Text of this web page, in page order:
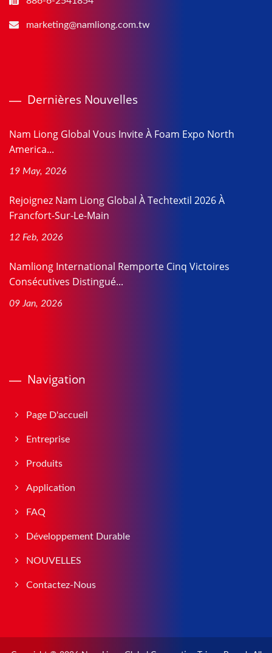
marketing@namliong.com.tw
Dernières Nouvelles
Nam Liong Global Vous Invite À Foam Expo North
America...
19 May, 2026
Rejoignez Nam Liong Global À Techtextil 2026 À
Francfort-Sur-Le-Main
12 Feb, 2026
Namliong International Remporte Cinq Victoires
Consécutives Distingué...
09 Jan, 2026
Navigation
Page D'accueil
Entreprise
Produits
Application
FAQ
Développement Durable
NOUVELLES
Contactez-Nous